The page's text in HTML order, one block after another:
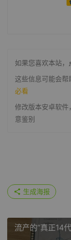
如果您喜欢本站，
这些信息可能会帮
必看
修改版本安卓软件
意鉴别
生成海报
流产的“真正14